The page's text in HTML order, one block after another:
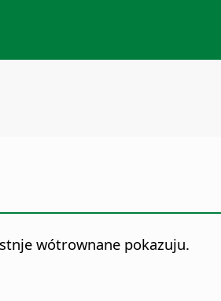
wótrownane pokazuju.